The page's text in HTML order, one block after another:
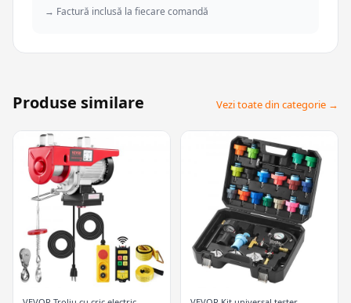
→ Factură inclusă la fiecare comandă
Produse similare Vezi toate din categorie →